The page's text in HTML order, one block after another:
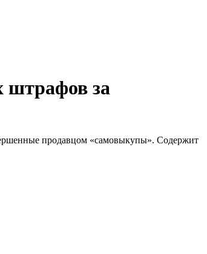
штрафов за
продавцом «самовыкупы». Содержит